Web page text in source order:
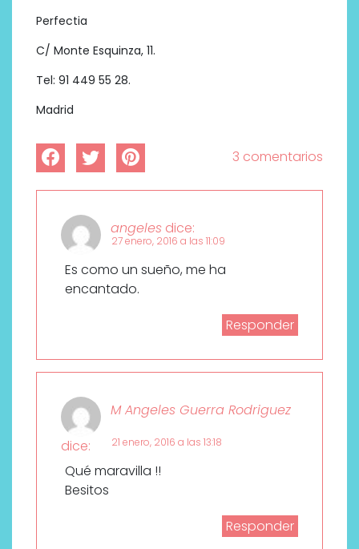
Perfectia
C/ Monte Esquinza, 11.
Tel: 91 449 55 28.
Madrid
3 comentarios
angeles dice:
27 enero, 2016 a las 11:09
Es como un sueño, me ha
encantado.
Responder
M Angeles Guerra Rodriguez
dice:
21 enero, 2016 a las 13:18
Qué maravilla !!
Besitos
Responder